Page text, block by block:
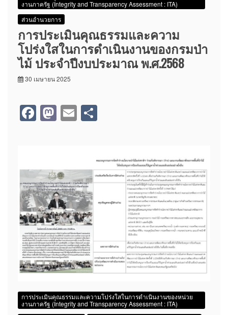
งานภาครัฐ (Integrity and Transparency Assessment : ITA)
ส่วนอำนวยการ
การประเมินคุณธรรมและความ
โปร่งใสในการดำเนินงานของกรมป่า
ไม้ ประจำปีงบประมาณ พ.ศ.2568
30 เมษายน 2025
F
b
o
o
k
M
d
o
n
E
e
การประเมินคุณธรรมและความโปร่งใสในการดำเนินงานของหน่วย
งานภาครัฐ (Integrity and Transparency Assessment : ITA)